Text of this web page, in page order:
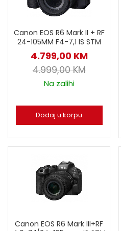
Canon EOS R6 Mark II + RF
24-105MM F4-7,1 IS STM
4.799,00 KM
4.999,00KM
Na zalihi
Dodaj u korpu
Canon EOS R6 Mark III+RF